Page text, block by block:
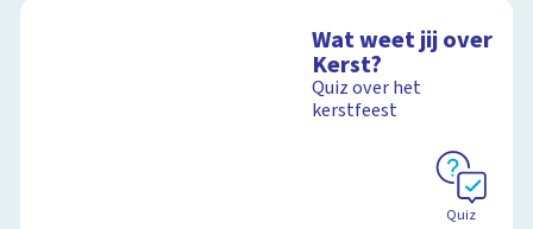
Wat weet jij over
Kerst?
Quiz over het
kerstfeest
Quiz